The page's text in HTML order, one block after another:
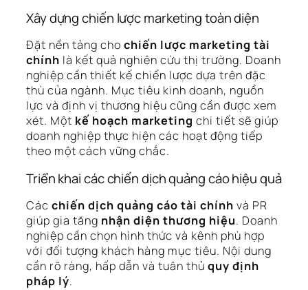
Xây dựng chiến lược marketing toàn diện
Đặt nền tảng cho chiến lược marketing tài
chính là kết quả nghiên cứu thị trường. Doanh
nghiệp cần thiết kế chiến lược dựa trên đặc
thù của ngành. Mục tiêu kinh doanh, nguồn
lực và định vị thương hiệu cũng cần được xem
xét. Một kế hoạch marketing chi tiết sẽ giúp
doanh nghiệp thực hiện các hoạt động tiếp
theo một cách vững chắc.
Triển khai các chiến dịch quảng cáo hiệu quả
Các chiến dịch quảng cáo tài chính và PR
giúp gia tăng nhận diện thương hiệu. Doanh
nghiệp cần chọn hình thức và kênh phù hợp
với đối tượng khách hàng mục tiêu. Nội dung
cần rõ ràng, hấp dẫn và tuân thủ quy định
pháp lý.